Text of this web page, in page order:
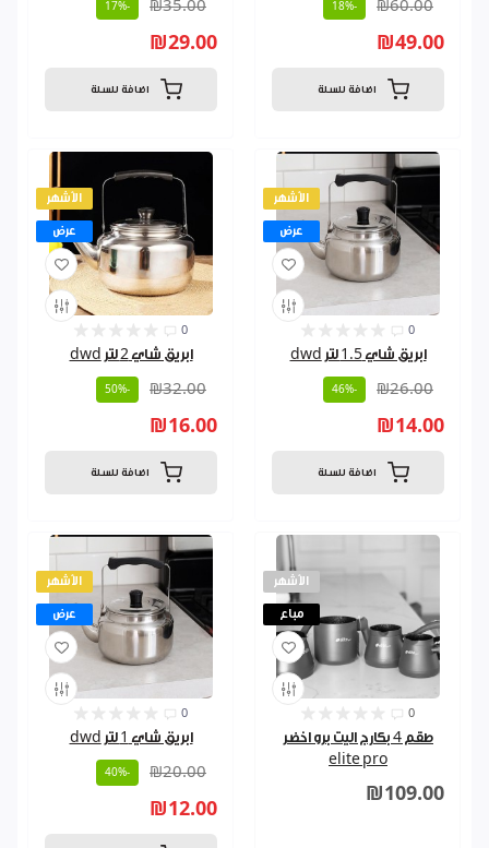
₪35.00
-17%
₪29.00
اضافة للسلة
₪60.00
-18%
₪49.00
اضافة للسلة
الأشهر
عرض
0
ابريق شاي 2 لتر dwd
₪32.00
-50%
₪16.00
اضافة للسلة
الأشهر
عرض
0
ابريق شاي 1.5 لتر dwd
₪26.00
-46%
₪14.00
اضافة للسلة
الأشهر
عرض
0
ابريق شاي 1 لتر dwd
₪20.00
-40%
₪12.00
الأشهر
مباع
0
طقم 4 بكارج اليت برو اخضر
elite pro
₪109.00